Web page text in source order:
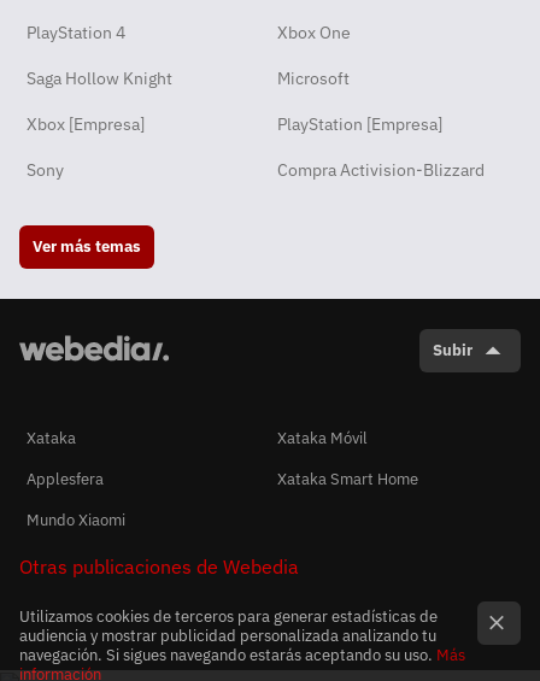
PlayStation 4 Xbox One
Saga Hollow Knight Microsoft
Xbox [Empresa] PlayStation [Empresa]
Sony Compra Activision-Blizzard
Ver más temas
Subir
Xataka
Xataka Móvil
Applesfera
Xataka Smart Home
Mundo Xiaomi
Otras publicaciones de Webedia
Utilizamos cookies de terceros para generar estadísticas de
audiencia y mostrar publicidad personalizada analizando tu
navegación. Si sigues navegando estarás aceptando su uso. Más
información